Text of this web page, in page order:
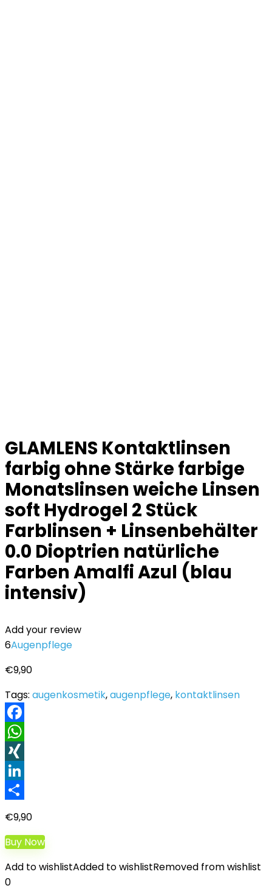
GLAMLENS Kontaktlinsen
farbig ohne Stärke farbige
Monatslinsen weiche Linsen
soft Hydrogel 2 Stück
Farblinsen + Linsenbehälter
0.0 Dioptrien natürliche
Farben Amalfi Azul (blau
intensiv)
Add your review
6Augenpflege
€9,90
Tags: augenkosmetik,augenpflege, kontaktlinsen
Facebook
WhatsApp
XING
LinkedIn
€9,90
Buy Now
Add to wishlistAdded to wishlistRemoved from wishlist
0